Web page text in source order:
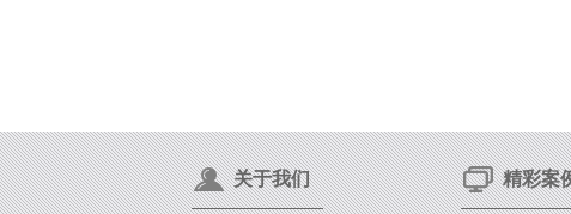
关于我们 精彩案